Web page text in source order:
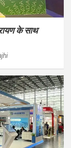
के साथ